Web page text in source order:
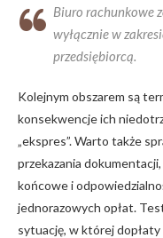
Biuro rachunkowe
wyłącznie w
przedsiębiorcą.
Kolejnym obszarem są
konsekwencje ich
„ekspres”. Warto także
przekazania
końcowe i
jednorazowych opłat.
sytuację, w której